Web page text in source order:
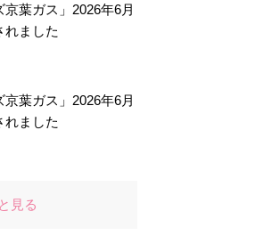
京葉ガス」2026年6月
れました
京葉ガス」2026年6月
れました
見る